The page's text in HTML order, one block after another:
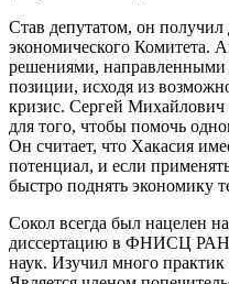
Став депутатом, он получил
экономического Комитета.
решениями,
позиции, исходя из
кризис. Сергей Михайлович
для того, чтобы помочь
Он считает, что Хакасия
потенциал, и если
быстро поднять экономику
Сокол всегда был нацелен
диссертацию в ФНИСЦ РАН,
наук. Изучил много